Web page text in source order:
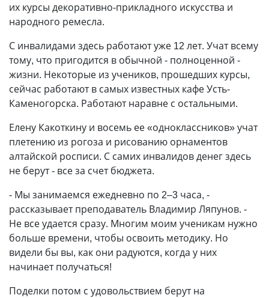
их курсы декоративно-прикладного искусства и
народного ремесла.
С инвалидами здесь работают уже 12 лет. Учат всему
тому, что пригодится в обычной - полноценной -
жизни. Некоторые из учеников, прошедших курсы,
сейчас работают в самых известных кафе Усть-
Каменогорска. Работают наравне с остальными.
Елену Какоткину и восемь ее «одноклассников» учат
плетению из рогоза и рисованию орнаментов
алтайской росписи. С самих инвалидов денег здесь
не берут - все за счет бюджета.
- Мы занимаемся ежедневно по 2–3 часа, -
рассказывает преподаватель Владимир Ляпунов. -
Не все удается сразу. Многим моим ученикам нужно
больше времени, чтобы освоить методику. Но
видели бы вы, как они радуются, когда у них
начинает получаться!
Поделки потом с удовольствием берут на